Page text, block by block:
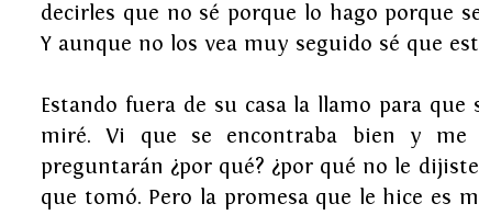
decirles que no sé porque lo hago porque
Y aunque no los vea muy seguido sé que
Estando fuera de su casa la llamo para
miré. Vi que se encontraba bien y me
preguntarán ¿por qué? ¿por qué no le
que tomó. Pero la promesa que le hice es